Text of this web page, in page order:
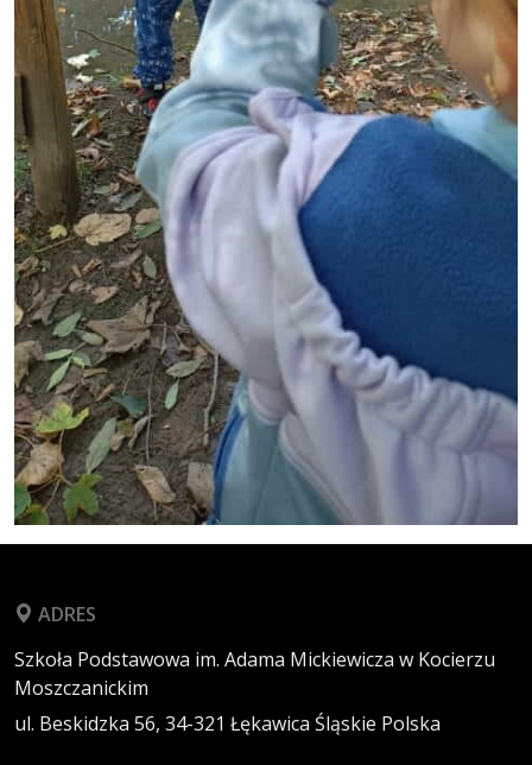
ADRES
Szkoła Podstawowa im. Adama Mickiewicza w Kocierzu
Moszczanickim
ul. Beskidzka 56, 34-321 Łękawica Śląskie Polska